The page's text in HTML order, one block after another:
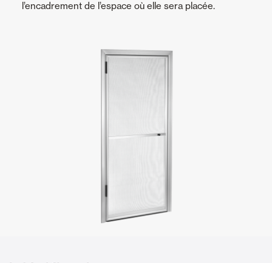
l’encadrement de l’espace où elle sera placée.